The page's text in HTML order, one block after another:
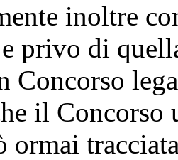
inoltre
privo di
Concorso
il
ormai